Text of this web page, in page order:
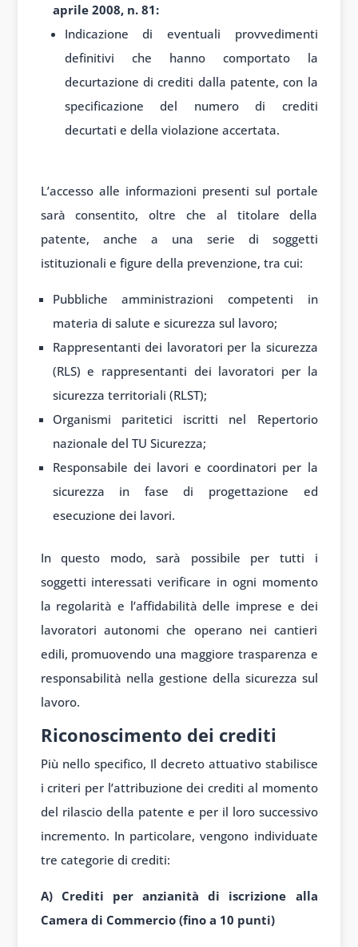
aprile 2008, n. 81:
Indicazione di eventuali provvedimenti
definitivi che hanno comportato la
decurtazione di crediti dalla patente, con la
specificazione del numero di crediti
decurtati e della violazione accertata.
L’accesso alle informazioni presenti sul portale
sarà consentito, oltre che al titolare della
patente, anche a una serie di soggetti
istituzionali e figure della prevenzione, tra cui:
Pubbliche amministrazioni competenti in
materia di salute e sicurezza sul lavoro;
Rappresentanti dei lavoratori per la sicurezza
(RLS) e rappresentanti dei lavoratori per la
sicurezza territoriali (RLST);
Organismi paritetici iscritti nel Repertorio
nazionale del TU Sicurezza;
Responsabile dei lavori e coordinatori per la
sicurezza in fase di progettazione ed
esecuzione dei lavori.
In questo modo, sarà possibile per tutti i
soggetti interessati verificare in ogni momento
la regolarità e l’affidabilità delle imprese e dei
lavoratori autonomi che operano nei cantieri
edili, promuovendo una maggiore trasparenza e
responsabilità nella gestione della sicurezza sul
lavoro.
Riconoscimento dei crediti
Più nello specifico, Il decreto attuativo stabilisce
i criteri per l’attribuzione dei crediti al momento
del rilascio della patente e per il loro successivo
incremento. In particolare, vengono individuate
tre categorie di crediti:
A) Crediti per anzianità di iscrizione alla
Camera di Commercio (fino a 10 punti)